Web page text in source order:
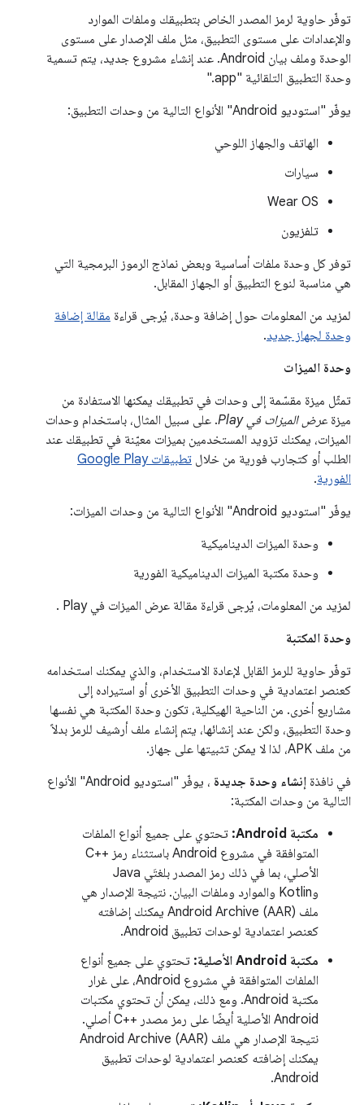
توفّر حاوية لرمز المصدر الخاص بتطبيقك وملفات الموارد
والإعدادات على مستوى التطبيق، مثل ملف الإصدار على مستوى
الوحدة وملف بيان Android. عند إنشاء مشروع جديد، يتم تسمية
وحدة التطبيق التلقائية "app."
يوفّر "استوديو Android" الأنواع التالية من وحدات التطبيق:
الهاتف والجهاز اللوحي
سيارات
Wear OS
تلفزيون
توفر كل وحدة ملفات أساسية وبعض نماذج الرموز البرمجية التي
هي مناسبة لنوع التطبيق أو الجهاز المقابل.
لمزيد من المعلومات حول إضافة وحدة، يُرجى قراءة مقالة إضافة
وحدة لجهاز جديد.
وحدة الميزات
تمثّل ميزة مقسّمة إلى وحدات في تطبيقك يمكنها الاستفادة من
ميزة عرض الميزات في Play
. على سبيل المثال، باستخدام وحدات
الميزات، يمكنك تزويد المستخدمين بميزات معيّنة في تطبيقك عند
الطلب أو كتجارب فورية من خلال
تطبيقات Google Play
الفورية.
يوفّر "استوديو Android" الأنواع التالية من وحدات الميزات:
وحدة الميزات الديناميكية
وحدة مكتبة الميزات الديناميكية الفورية
لمزيد من المعلومات، يُرجى قراءة مقالة عرض الميزات في Play
.
وحدة المكتبة
توفّر حاوية للرمز القابل لإعادة الاستخدام، والذي يمكنك استخدامه
كعنصر اعتمادية في وحدات التطبيق الأخرى أو استيراده إلى
مشاريع أخرى. من الناحية الهيكلية، تكون وحدة المكتبة هي نفسها
وحدة التطبيق، ولكن عند إنشائها، يتم إنشاء ملف أرشيف للرمز بدلاً
من ملف APK، لذا لا يمكن تثبيتها على جهاز.
في نافذة إنشاء وحدة جديدة
، يوفّر "استوديو Android" الأنواع
التالية من وحدات المكتبة:
مكتبة Android:
تحتوي على جميع أنواع الملفات
المتوافقة في مشروع Android باستثناء رمز C++‎
الأصلي، بما في ذلك رمز المصدر بلغتَي Java
وKotlin والموارد وملفات البيان. نتيجة الإصدار هي
ملف Android Archive (AAR) يمكنك إضافته
كعنصر اعتمادية لوحدات تطبيق Android.
مكتبة Android الأصلية:
تحتوي على جميع أنواع
الملفات المتوافقة في مشروع Android، على غرار
مكتبة Android. ومع ذلك، يمكن أن تحتوي مكتبات
Android الأصلية أيضًا على رمز مصدر C++‎ أصلي.
نتيجة الإصدار هي ملف Android Archive (AAR)
يمكنك إضافته كعنصر اعتمادية لوحدات تطبيق
Android.